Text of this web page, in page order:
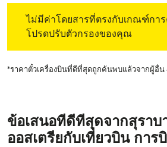
ไม่มีค่าโดยสารที่ตรงกับเกณฑ์กา
โปรดปรับตัวกรองของคุณ
*ราคาตั๋วเครื่องบินที่ดีที่สุดถูกค้นพบแล้วจากผู้อื่
ข้อเสนอที่ดีที่สุดจากสุราบ
ออสเตรียกับเที่ยวบิน การ